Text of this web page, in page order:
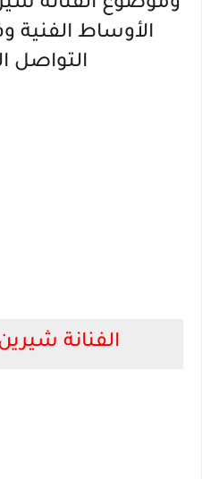
وموضوع الفنانة
الأوساط الفنية
التواصل
الفنانة